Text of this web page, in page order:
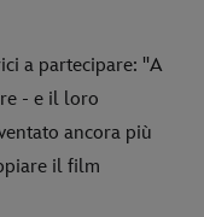
a partecipare: "A
- e il loro
ancora più
il film